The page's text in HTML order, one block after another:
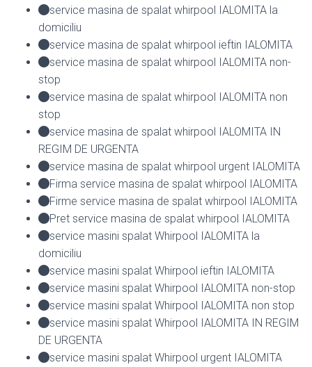
service masina de spalat whirpool IALOMITA la
domiciliu
service masina de spalat whirpool ieftin IALOMITA
service masina de spalat whirpool IALOMITA non-
stop
service masina de spalat whirpool IALOMITA non
stop
service masina de spalat whirpool IALOMITA IN
REGIM DE URGENTA
service masina de spalat whirpool urgent IALOMITA
Firma service masina de spalat whirpool IALOMITA
Firme service masina de spalat whirpool IALOMITA
Pret service masina de spalat whirpool IALOMITA
service masini spalat Whirpool IALOMITA la
domiciliu
service masini spalat Whirpool ieftin IALOMITA
service masini spalat Whirpool IALOMITA non-stop
service masini spalat Whirpool IALOMITA non stop
service masini spalat Whirpool IALOMITA IN REGIM
DE URGENTA
service masini spalat Whirpool urgent IALOMITA